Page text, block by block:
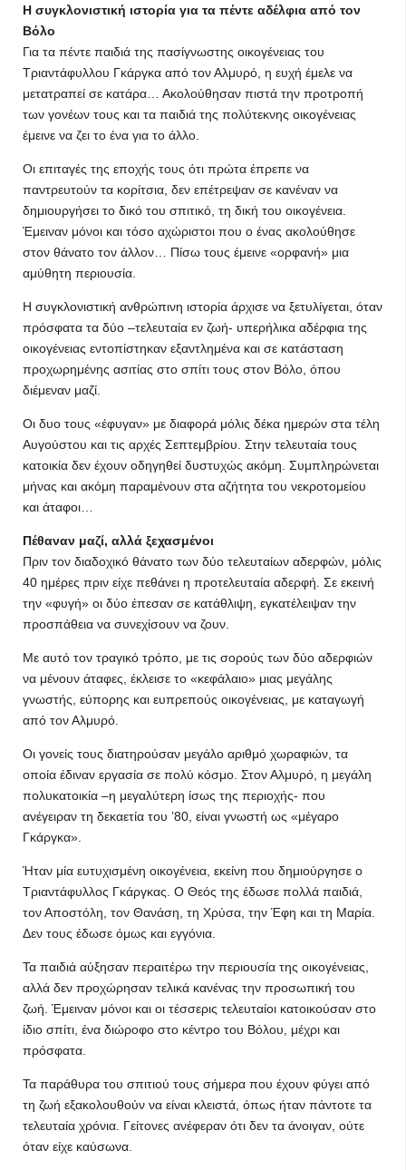
Η συγκλονιστική ιστορία για τα πέντε αδέλφια από τον
Βόλο
Για τα πέντε παιδιά της πασίγνωστης οικογένειας του
Τριαντάφυλλου Γκάργκα από τον Αλμυρό, η ευχή έμελε να
μετατραπεί σε κατάρα… Ακολούθησαν πιστά την προτροπή
των γονέων τους και τα παιδιά της πολύτεκνης οικογένειας
έμεινε να ζει το ένα για το άλλο.
Οι επιταγές της εποχής τους ότι πρώτα έπρεπε να
παντρευτούν τα κορίτσια, δεν επέτρεψαν σε κανέναν να
δημιουργήσει το δικό του σπιτικό, τη δική του οικογένεια.
Έμειναν μόνοι και τόσο αχώριστοι που ο ένας ακολούθησε
στον θάνατο τον άλλον… Πίσω τους έμεινε «ορφανή» μια
αμύθητη περιουσία.
Η συγκλονιστική ανθρώπινη ιστορία άρχισε να ξετυλίγεται, όταν
πρόσφατα τα δύο –τελευταία εν ζωή- υπερήλικα αδέρφια της
οικογένειας εντοπίστηκαν εξαντλημένα και σε κατάσταση
προχωρημένης ασιτίας στο σπίτι τους στον Βόλο, όπου
διέμεναν μαζί.
Οι δυο τους «έφυγαν» με διαφορά μόλις δέκα ημερών στα τέλη
Αυγούστου και τις αρχές Σεπτεμβρίου. Στην τελευταία τους
κατοικία δεν έχουν οδηγηθεί δυστυχώς ακόμη. Συμπληρώνεται
μήνας και ακόμη παραμένουν στα αζήτητα του νεκροτομείου
και άταφοι…
Πέθαναν μαζί, αλλά ξεχασμένοι
Πριν τον διαδοχικό θάνατο των δύο τελευταίων αδερφών, μόλις
40 ημέρες πριν είχε πεθάνει η προτελευταία αδερφή. Σε εκεινή
την «φυγή» οι δύο έπεσαν σε κατάθλιψη, εγκατέλειψαν την
προσπάθεια να συνεχίσουν να ζουν.
Με αυτό τον τραγικό τρόπο, με τις σορούς των δύο αδερφιών
να μένουν άταφες, έκλεισε το «κεφάλαιο» μιας μεγάλης
γνωστής, εύπορης και ευπρεπούς οικογένειας, με καταγωγή
από τον Αλμυρό.
Οι γονείς τους διατηρούσαν μεγάλο αριθμό χωραφιών, τα
οποία έδιναν εργασία σε πολύ κόσμο. Στον Αλμυρό, η μεγάλη
πολυκατοικία –η μεγαλύτερη ίσως της περιοχής- που
ανέγειραν τη δεκαετία του ’80, είναι γνωστή ως «μέγαρο
Γκάργκα».
Ήταν μία ευτυχισμένη οικογένεια, εκείνη που δημιούργησε ο
Τριαντάφυλλος Γκάργκας. Ο Θεός της έδωσε πολλά παιδιά,
τον Αποστόλη, τον Θανάση, τη Χρύσα, την Έφη και τη Μαρία.
Δεν τους έδωσε όμως και εγγόνια.
Τα παιδιά αύξησαν περαιτέρω την περιουσία της οικογένειας,
αλλά δεν προχώρησαν τελικά κανένας την προσωπική του
ζωή. Έμειναν μόνοι και οι τέσσερις τελευταίοι κατοικούσαν στο
ίδιο σπίτι, ένα διώροφο στο κέντρο του Βόλου, μέχρι και
πρόσφατα.
Τα παράθυρα του σπιτιού τους σήμερα που έχουν φύγει από
τη ζωή εξακολουθούν να είναι κλειστά, όπως ήταν πάντοτε τα
τελευταία χρόνια. Γείτονες ανέφεραν ότι δεν τα άνοιγαν, ούτε
όταν είχε καύσωνα.